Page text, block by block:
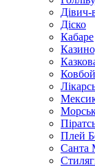
Дівич-
Діско
Кабаре
Плей
Санта